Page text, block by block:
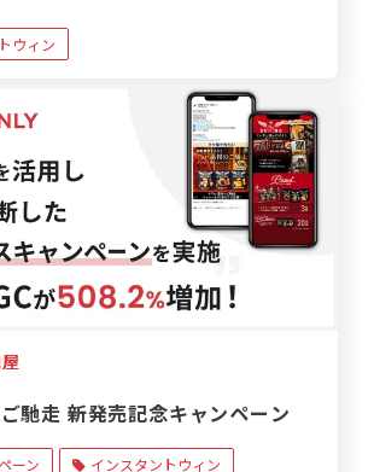
ウィン
馳走 新発売記念キャンペーン
ーン インスタントウィン